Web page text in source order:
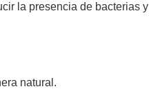
la presencia de bacterias y
natural.